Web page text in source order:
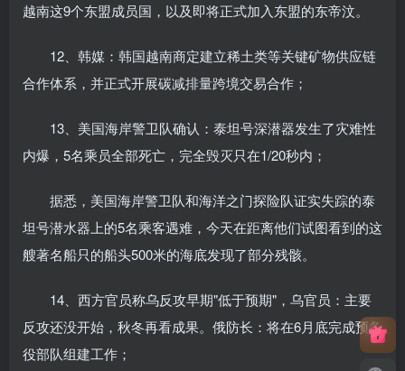
越南这9个东盟成员国，以及即将正式加入东盟的东帝汶。
12、韩媒：韩国越南商定建立稀土类等关键矿物供应链
合作体系，并正式开展碳减排量跨境交易合作；
13、美国海岸警卫队确认：泰坦号深潜器发生了灾难性
内爆，5名乘员全部死亡，完全毁灭只在1/20秒内；
据悉，美国海岸警卫队和海洋之门探险队证实失踪的泰
坦号潜水器上的5名乘客遇难，今天在距离他们试图看到的这
艘著名船只的船头500米的海底发现了部分残骸。
14、西方官员称乌反攻早期"低于预期"，乌官员：主要
反攻还没开始，秋冬再看成果。俄防长：将在6月底完成预备
役部队组建工作；